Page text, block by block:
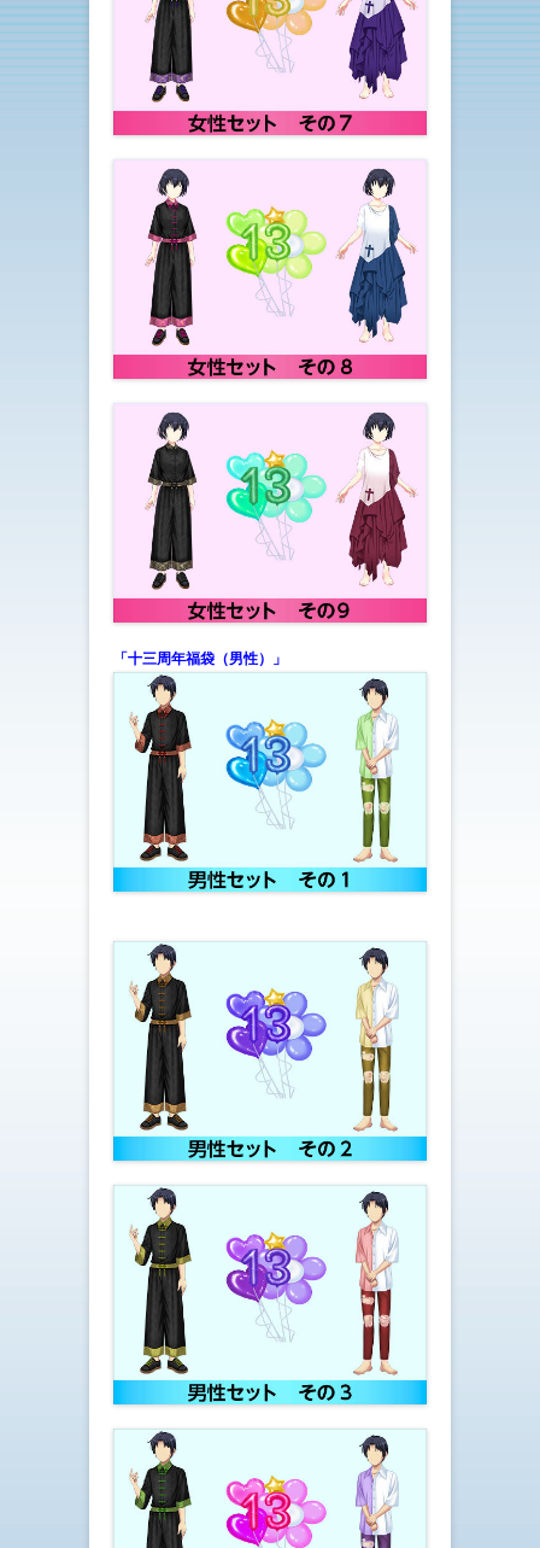
「十三周年福袋（男性）」